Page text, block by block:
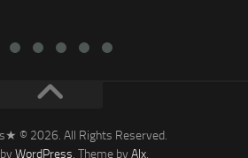
© 2026. All Rights Reserved.
WordPress. Theme by Alx.